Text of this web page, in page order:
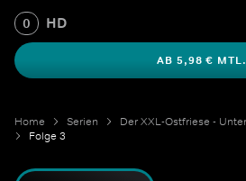
0 HD
AB 5,98 € MTL.
Home Serien
Folge 3